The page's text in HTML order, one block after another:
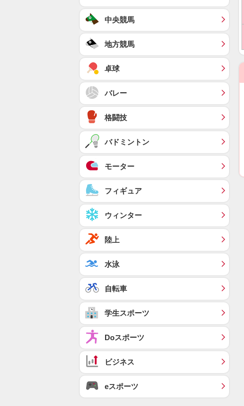
中央競馬
地方競馬
卓球
バレー
格闘技
バドミントン
モーター
フィギュア
ウィンター
陸上
水泳
自転車
学生スポーツ
Doスポーツ
ビジネス
eスポーツ